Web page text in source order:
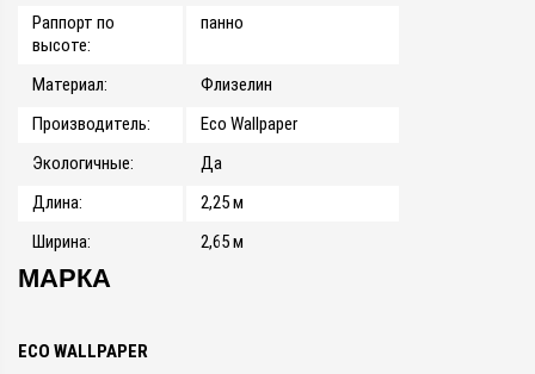
Раппорт по
высоте:
панно
Материал:
Флизелин
Производитель:
Eco Wallpaper
Экологичные:
Да
Длина:
2,25 м
Ширина:
2,65 м
МАРКА
ECO WALLPAPER